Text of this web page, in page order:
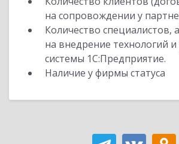
на сопровождении у
Количество специалистов,
на внедрение технологий
системы 1С:Предприятие.
Наличие у фирмы статуса